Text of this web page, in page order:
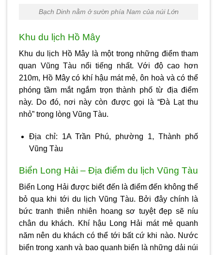
Bạch Dinh nằm ở sườn phía Nam của núi Lớn
Khu du lịch Hồ Mây
Khu du lịch Hồ Mây là một trong những điểm tham
quan Vũng Tàu nổi tiếng nhất. Với độ cao hơn
210m, Hồ Mây có khí hậu mát mẻ, ôn hoà và có thể
phóng tầm mắt ngắm trọn thành phố từ địa điểm
này. Do đó, nơi này còn được gọi là “Đà Lạt thu
nhỏ” trong lòng Vũng Tàu.
Địa chỉ: 1A Trần Phú, phường 1, Thành phố
Vũng Tàu
Biển Long Hải – Địa điểm du lịch Vũng Tàu
Biển Long Hải được biết đến là điểm đến không thể
bỏ qua khi tới du lịch Vũng Tàu. Bởi đây chính là
bức tranh thiên nhiên hoang sơ tuyệt đẹp sẽ níu
chân du khách. Khí hậu Long Hải mát mẻ quanh
năm nên du khách có thể tới bất cứ khi nào. Nước
biển trong xanh và bao quanh biển là những dải núi